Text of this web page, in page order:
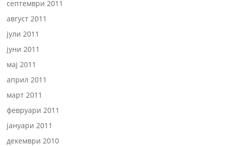
септември 2011
август 2011
јули 2011
јуни 2011
мај 2011
април 2011
март 2011
февруари 2011
јануари 2011
декември 2010